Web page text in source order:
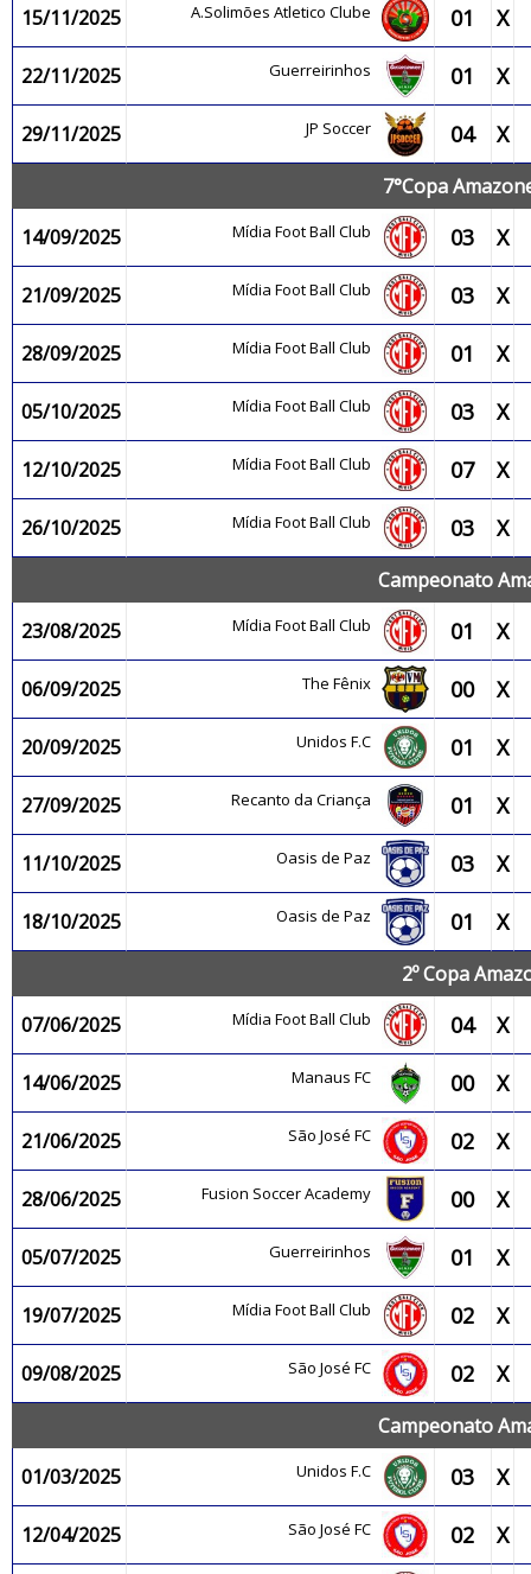
15/11/2025 A.Solimões Atletico Clube 01 X
22/11/2025 Guerreirinhos 01 X
29/11/2025 JP Soccer 04 X
7°Copa
14/09/2025
Mídia Foot Ball Club 03 X
21/09/2025 Mídia Foot Ball Club 03 X
28/09/2025 Mídia Foot Ball Club 01 X
05/10/2025 Mídia Foot Ball Club 03 X
12/10/2025 Mídia Foot Ball Club 07 X
26/10/2025 Mídia Foot Ball Club 03 X
Campeonato
23/08/2025
Mídia Foot Ball Club 01 X
06/09/2025 The Fênix 00 X
20/09/2025 Unidos F.C 01 X
27/09/2025 Recanto da Criança 01 X
11/10/2025 Oasis de Paz 03 X
18/10/2025 Oasis de Paz 01 X
2º Copa
07/06/2025
Mídia Foot Ball Club 04 X
14/06/2025 Manaus FC 00 X
21/06/2025 São José FC 02 X
28/06/2025 Fusion Soccer Academy 00 X
05/07/2025 Guerreirinhos 01 X
19/07/2025 Mídia Foot Ball Club 02 X
09/08/2025 São José FC 02 X
Campeonato
01/03/2025
Unidos F.C 03 X
12/04/2025 São José FC 02 X